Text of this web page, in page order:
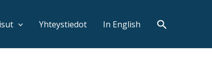
Yhteystiedot In English Search